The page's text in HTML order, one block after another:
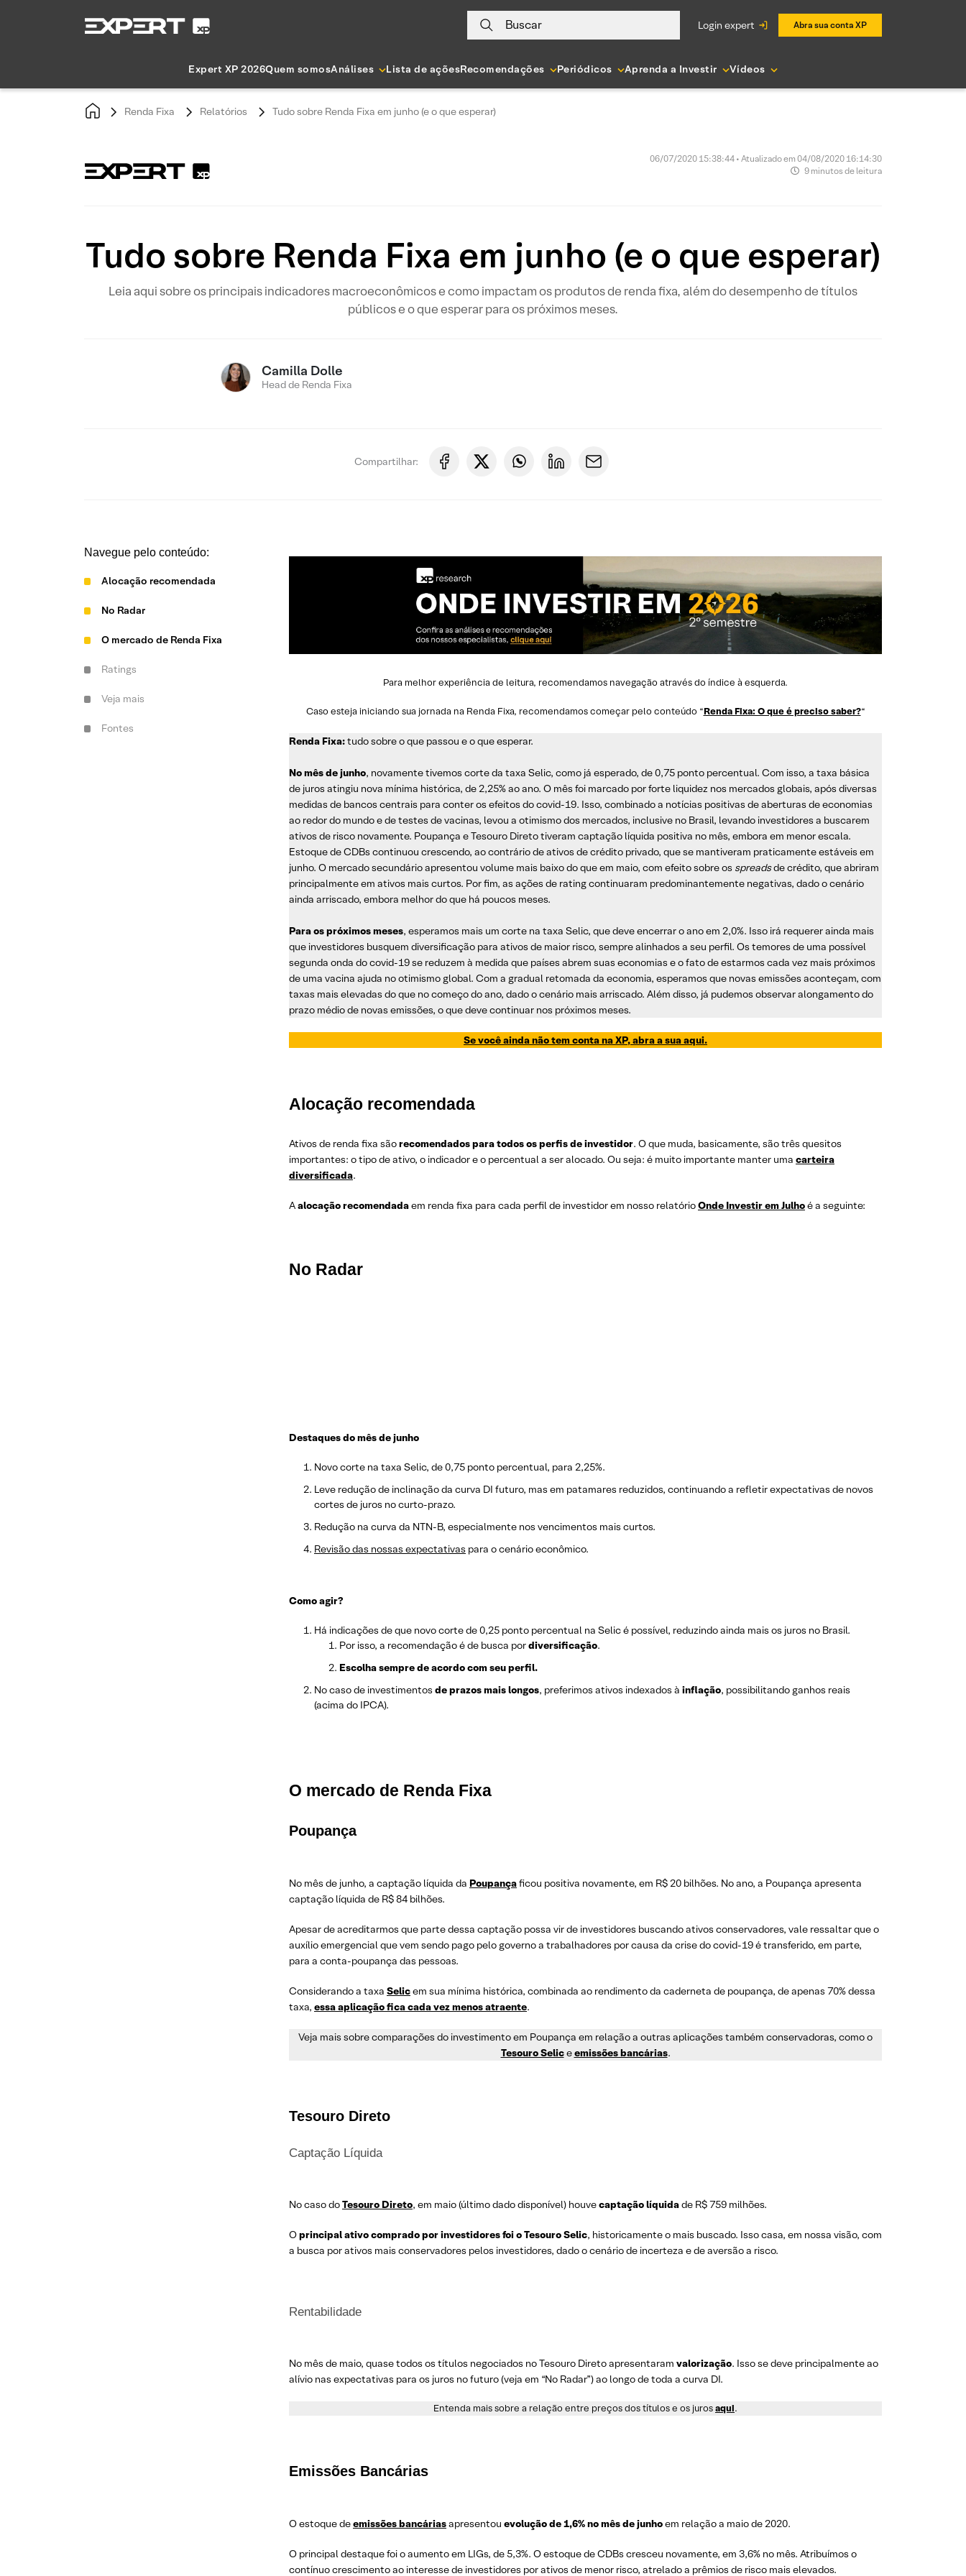
Buscar login expert Abra sua conta XP
Expert XP 2026Quem somosAnálises Lista de açõesRecomendações Periódicos Aprenda a Investir Vídeos
Renda Fixa Relatórios Tudo sobre Renda Fixa em junho (e o que esperar)
06/07/2020 15:38:44 • Atualizado em 04/08/2020 16:14:30
9 minutos de leitura
Tudo sobre Renda Fixa em junho (e o que esperar)
Leia aqui sobre os principais indicadores macroeconômicos e como impactam os produtos de renda fixa, além do desempenho de títulos
públicos e o que esperar para os próximos meses.
Camilla Dolle
Head de Renda Fixa
Compartilhar:
Navegue pelo conteúdo:
Alocação recomendada
No Radar
O mercado de Renda Fixa
Ratings
Veja mais
Fontes
Para melhor experiência de leitura, recomendamos navegação através do índice à esquerda.
Caso esteja iniciando sua jornada na Renda Fixa, recomendamos começar pelo conteúdo “Renda Fixa: O que é preciso saber?“
Renda Fixa:tudo sobre o que passou e o que esperar.
No mês de junho, novamente tivemos corte da taxa Selic, como já esperado, de 0,75 ponto percentual. Com isso, a taxa básica
de juros atingiu nova mínima histórica, de 2,25% ao ano. O mês foi marcado por forte liquidez nos mercados globais, após diversas
medidas de bancos centrais para conter os efeitos do covid-19. Isso, combinado a notícias positivas de aberturas de economias
ao redor do mundo e de testes de vacinas, levou a otimismo dos mercados, inclusive no Brasil, levando investidores a buscarem
ativos de risco novamente. Poupança e Tesouro Direto tiveram captação líquida positiva no mês, embora em menor escala.
Estoque de CDBs continuou crescendo, ao contrário de ativos de crédito privado, que se mantiveram praticamente estáveis em
junho. O mercado secundário apresentou volume mais baixo do que em maio, com efeito sobre os spreadsde crédito, que abriram
principalmente em ativos mais curtos. Por fim, as ações de rating continuaram predominantemente negativas, dado o cenário
ainda arriscado, embora melhor do que há poucos meses.
Para os próximos meses, esperamos mais um corte na taxa Selic, que deve encerrar o ano em 2,0%. Isso irá requerer ainda mais
que investidores busquem diversificação para ativos de maior risco, sempre alinhados a seu perfil. Os temores de uma possível
segunda onda do covid-19 se reduzem à medida que países abrem suas economias e o fato de estarmos cada vez mais próximos
de uma vacina ajuda no otimismo global. Com a gradual retomada da economia, esperamos que novas emissões aconteçam, com
taxas mais elevadas do que no começo do ano, dado o cenário mais arriscado. Além disso, já pudemos observar alongamento do
prazo médio de novas emissões, o que deve continuar nos próximos meses.
Se você ainda não tem conta na XP, abra a sua aqui.
Alocação recomendada
Ativos de renda fixa sãorecomendados para todos os perfis de investidor. O que muda, basicamente, são três quesitos
importantes: o tipo de ativo, o indicador e o percentual a ser alocado. Ou seja: é muito importante manter uma carteira
diversificada.
Aalocação recomendadaem renda fixa para cada perfil de investidor em nosso relatórioOnde Investir em Julhoé a seguinte:
No Radar
Destaques do mês de junho
Novo corte na taxa Selic, de 0,75 ponto percentual, para 2,25%.
Leve redução de inclinação da curva DI futuro, mas em patamares reduzidos, continuando a refletir expectativas de novos
cortes de juros no curto-prazo.
Redução na curva da NTN-B, especialmente nos vencimentos mais curtos.
Revisão das nossas expectativas para o cenário econômico.
Como agir?
Há indicações de que novo corte de 0,25 ponto percentual na Selic é possível, reduzindo ainda mais os juros no Brasil.
Por isso, a recomendação é de busca pordiversificação.
Escolha sempre de acordo com seu perfil.
No caso de investimentos de prazos mais longos, preferimos ativos indexados à inflação, possibilitando ganhos reais
(acima do IPCA).
O mercado de Renda Fixa
Poupança
No mês de junho, a captação líquida da Poupançaficou positiva novamente, em R$ 20 bilhões. No ano, a Poupança apresenta
captação líquida de R$ 84 bilhões.
Apesar de acreditarmos que parte dessa captação possa vir de investidores buscando ativos conservadores, vale ressaltar que o
auxílio emergencial que vem sendo pago pelo governo a trabalhadores por causa da crise do covid-19 é transferido, em parte,
para a conta-poupança das pessoas.
Considerando a taxa Selicem sua mínima histórica, combinada ao rendimento da caderneta de poupança, de apenas 70% dessa
taxa, essaaplicação fica cada vez menos atraente.
Veja mais sobre comparações do investimento em Poupança em relação a outras aplicações também conservadoras, como o
Tesouro Seliceemissões bancárias.
Tesouro Direto
Captação Líquida
No caso doTesouro Direto, em maio (último dado disponível) houvecaptação líquidade R$ 759 milhões.
Oprincipal ativo comprado por investidores foi o Tesouro Selic, historicamente o mais buscado. Isso casa, em nossa visão, com
a busca por ativos mais conservadores pelos investidores, dado o cenário de incerteza e de aversão a risco.
Rentabilidade
No mês de maio, quase todos os títulos negociados no Tesouro Direto apresentaram valorização. Isso se deve principalmente ao
alívio nas expectativas para os juros no futuro (veja em “No Radar”) ao longo de toda a curva DI.
Entenda mais sobre a relação entre preços dos títulos e os jurosaqui.
Emissões Bancárias
O estoque deemissões bancáriasapresentou evolução de 1,6% no mês de junhoem relação a maio de 2020.
O principal destaque foi o aumento em LIGs, de 5,3%. O estoque de CDBs cresceu novamente, em 3,6% no mês. Atribuímos o
contínuo crescimento ao interesse de investidores por ativos de menor risco, atrelado a prêmios de risco mais elevados.